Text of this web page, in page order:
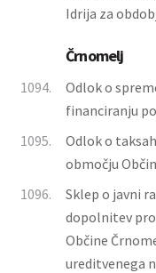
Idrija za
Črnomelj
1094.
Odlok o
financiranju
1095.
Odlok o
območju
1096.
Sklep o javni
dopolnitev
Občine
ureditvenega